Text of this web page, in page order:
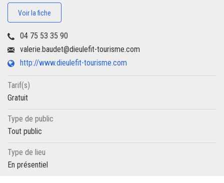
Voir la fiche
04 75 53 35 90
valerie.baudet@dieulefit-tourisme.com
http://www.dieulefit-tourisme.com
Tarif(s)
Gratuit
Type de public
Tout public
Type de lieu
En présentiel